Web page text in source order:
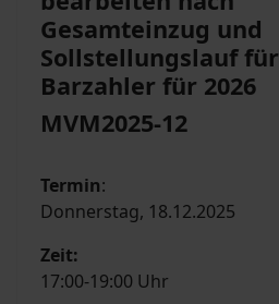
Gesamteinzug und
Sollstellungslauf für
Barzahler für 2026
MVM2025-12
Termin:
Donnerstag, 18.12.2025
Zeit:
17:00-19:00 Uhr